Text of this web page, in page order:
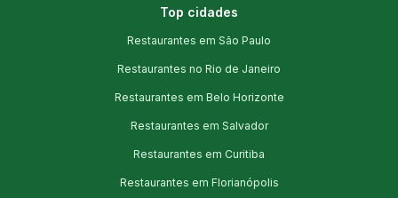
Top cidades
Restaurantes em São Paulo
Restaurantes no Rio de Janeiro
Restaurantes em Belo Horizonte
Restaurantes em Salvador
Restaurantes em Curitiba
Restaurantes em Florianópolis